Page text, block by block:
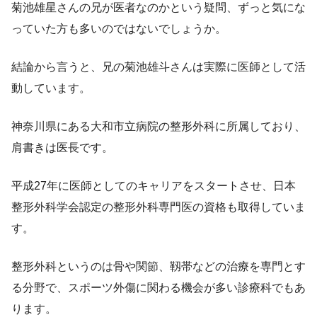
菊池雄星さんの兄が医者なのかという疑問、ずっと気にな
っていた方も多いのではないでしょうか。
結論から言うと、兄の菊池雄斗さんは実際に医師として活
動しています。
神奈川県にある大和市立病院の整形外科に所属しており、
肩書きは医長です。
平成27年に医師としてのキャリアをスタートさせ、日本
整形外科学会認定の整形外科専門医の資格も取得していま
す。
整形外科というのは骨や関節、靱帯などの治療を専門とす
る分野で、スポーツ外傷に関わる機会が多い診療科でもあ
ります。